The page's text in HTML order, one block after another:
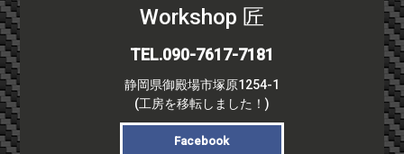
ゲ
ー
シ
ョ
ン
Workshop 匠
TEL.090-7617-7181
静岡県御殿場市塚原1254-1
(工房を移転しました！)
Facebook